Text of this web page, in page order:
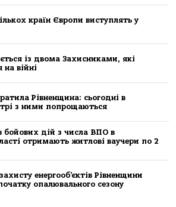
країн Європи виступлять у
із двома Захисниками, які
війні
Рівненщина: сьогодні в
з ними попрощаються
бойових дій з числа ВПО в
отримають житлові ваучери по 2
енергооб’єктів Рівненщини
опалювального сезону